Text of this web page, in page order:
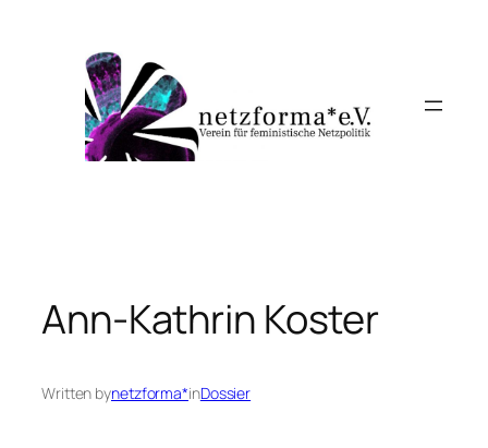
Ann-Kathrin Koster
Written bynetzforma*inDossier